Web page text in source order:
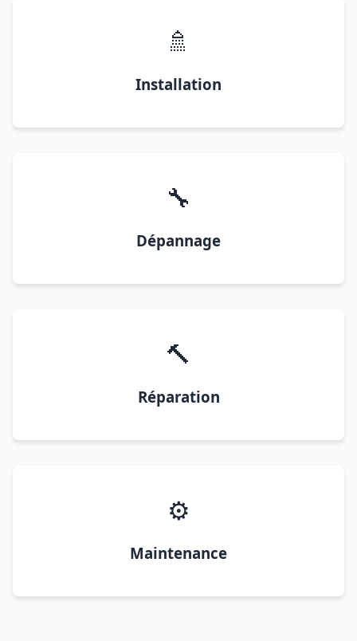
🚿
Installation
🔧
Dépannage
🔨
Réparation
⚙️
Maintenance